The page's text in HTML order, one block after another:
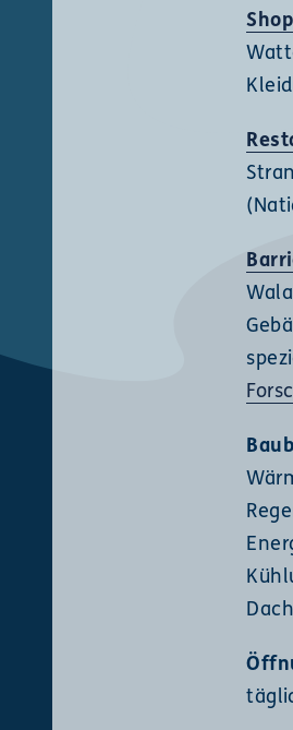
Shop
Dach